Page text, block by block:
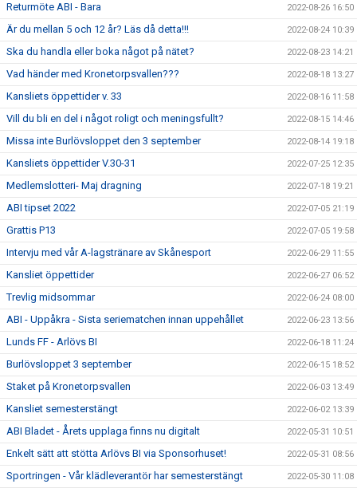
Returmöte ABI - Bara 2022-08-26 16:50
Är du mellan 5 och 12 år? Läs då detta!!! 2022-08-24 10:39
Ska du handla eller boka något på nätet? 2022-08-23 14:21
Vad händer med Kronetorpsvallen??? 2022-08-18 13:27
Kansliets öppettider v. 33 2022-08-16 11:58
Vill du bli en del i något roligt och meningsfullt? 2022-08-15 14:46
Missa inte Burlövsloppet den 3 september 2022-08-14 19:18
Kansliets öppettider V.30-31 2022-07-25 12:35
Medlemslotteri- Maj dragning 2022-07-18 19:21
ABI tipset 2022 2022-07-05 21:19
Grattis P13 2022-07-05 19:58
Intervju med vår A-lagstränare av Skånesport 2022-06-29 11:55
Kansliet öppettider 2022-06-27 06:52
Trevlig midsommar 2022-06-24 08:00
ABI - Uppåkra - Sista seriematchen innan uppehållet 2022-06-23 13:56
Lunds FF - Arlövs BI 2022-06-18 11:24
Burlövsloppet 3 september 2022-06-15 18:52
Staket på Kronetorpsvallen 2022-06-03 13:49
Kansliet semesterstängt 2022-06-02 13:39
ABI Bladet - Årets upplaga finns nu digitalt 2022-05-31 10:51
Enkelt sätt att stötta Arlövs BI via Sponsorhuset! 2022-05-31 08:56
Sportringen - Vår klädleverantör har semesterstängt 2022-05-30 11:08